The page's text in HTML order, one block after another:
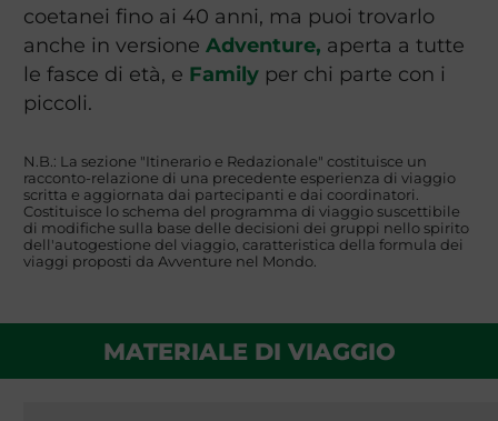
coetanei fino ai 40 anni, ma puoi trovarlo
anche in versione Adventure, aperta a tutte
le fasce di età, e Familyper chi parte con i
piccoli.
N.B.: La sezione "Itinerario e Redazionale" costituisce un
racconto-relazione di una precedente esperienza di viaggio
scritta e aggiornata dai partecipanti e dai coordinatori.
Costituisce lo schema del programma di viaggio suscettibile
di modifiche sulla base delle decisioni dei gruppi nello spirito
dell'autogestione del viaggio, caratteristica della formula dei
viaggi proposti da Avventure nel Mondo.
MATERIALE DI VIAGGIO